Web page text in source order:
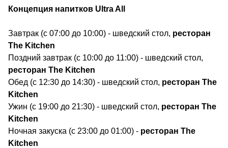
Концепция напитков​ Ultra All
Завтрак (с 07:00 до 10:00) - шведский стол, ресторан
The Kitchen
Поздний завтрак (с 10:00 до 11:00) - шведский стол,
ресторан The Kitchen
Обед (с 12:30 до 14:30) - шведский стол, ресторан The
Kitchen
Ужин (с 19:00 до 21:30) - шведский стол, ресторан The
Kitchen
Ночная закуска (с 23:00 до 01:00) - ресторан The
Kitchen